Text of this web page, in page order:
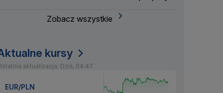
Zobacz wszystkie
kursy
aktualizacja: Dziś, 04:47
EUR/PLN